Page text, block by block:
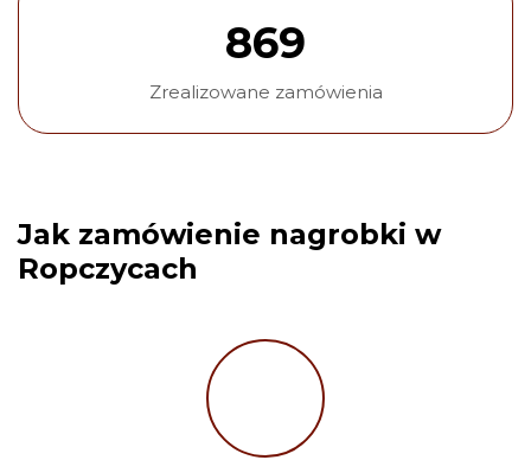
869
Zrealizowane zamówienia
Jak zamówienie nagrobki w
Ropczycach